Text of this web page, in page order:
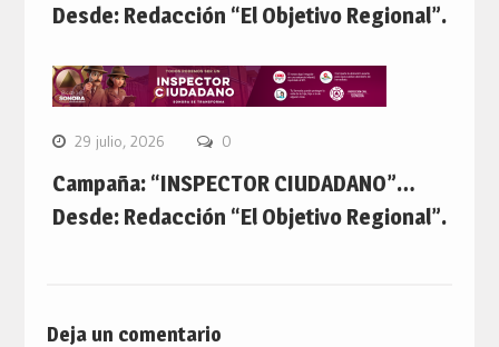
Desde: Redacción “El Objetivo Regional”.
29 julio, 2026 0
Campaña: “INSPECTOR CIUDADANO”…
Desde: Redacción “El Objetivo Regional”.
Deja un comentario